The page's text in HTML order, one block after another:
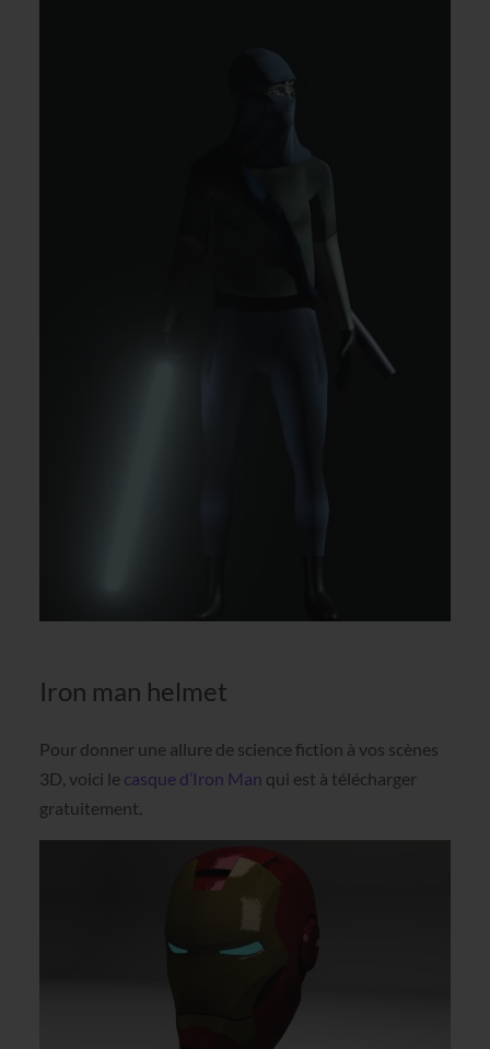
Iron man helmet
Pour donner une allure de science fiction à vos scènes
3D, voici le casque d’Iron Man qui est à télécharger
gratuitement.